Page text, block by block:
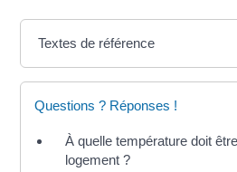
Textes de référence
Questions ? Réponses !
À quelle température doit
logement ?